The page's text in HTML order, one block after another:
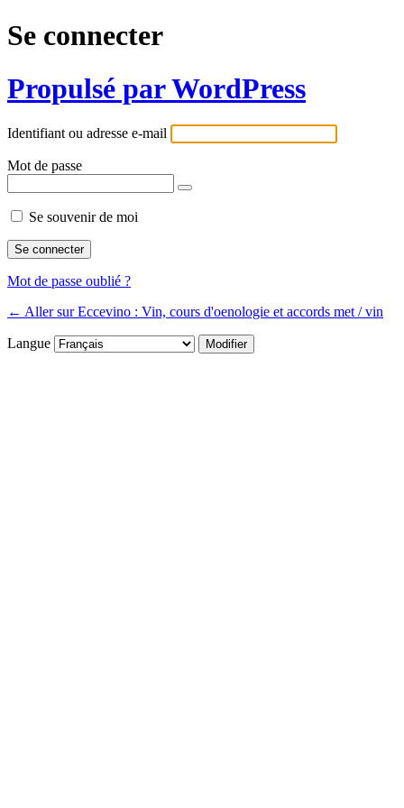
Se connecter
Propulsé par WordPress
Identifiant ou adresse e-mail
Mot de passe
Se souvenir de moi
Mot de passe oublié ?
← Aller sur Eccevino : Vin, cours d'oenologie et accords met / vin
Langue